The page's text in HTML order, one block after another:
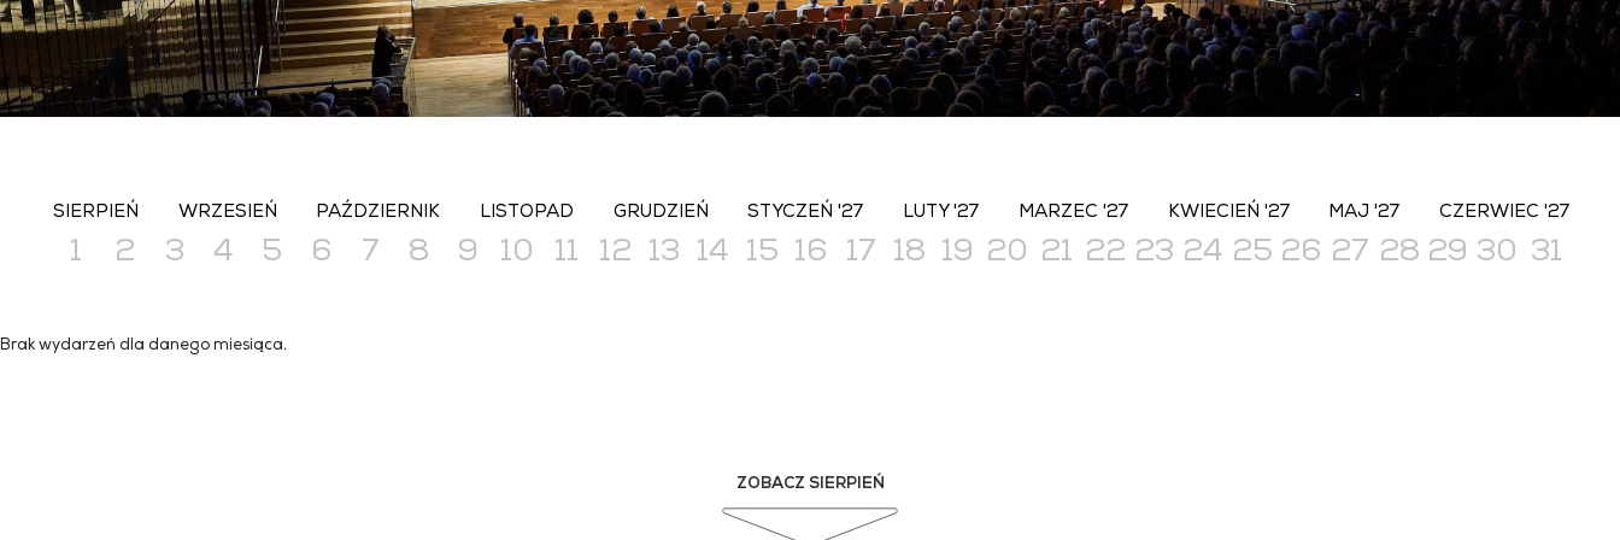
SIERPIEŃ WRZESIEŃ PAŹDZIERNIK LISTOPAD GRUDZIEŃ STYCZEŃ '27 LUTY '27 MARZEC '27 KWIECIEŃ '27 MAJ '27 CZERWIEC '27
1 2 3 4 5 6 7 8 9 10 11 12 13 14 15 16 17 18 19 20 21 22 23 24 25 26 27 28 29 30 31
Brak wydarzeń dla danego miesiąca.
ZOBACZ SIERPIEŃ